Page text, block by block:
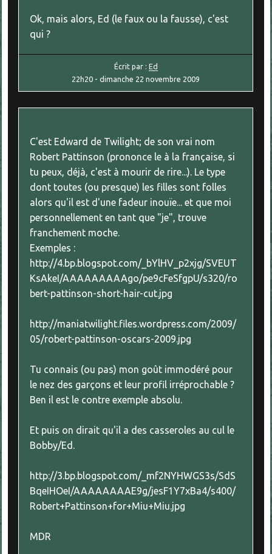
Ok, mais alors, Ed (le faux ou la fausse), c'est
qui ?
Écrit par : Ed
22h20 -dimanche 22 novembre 2009
C'est Edward de Twilight; de son vrai nom
Robert Pattinson (prononce le à la française, si
tu peux, déjà, c'est à mourir de rire...). Le type
dont toutes (ou presque) les filles sont folles
alors qu'il est d'une fadeur inouïe... et que moi
personnellement en tant que "je", trouve
franchement moche.
Exemples :
http://4.bp.blogspot.com/_bYlHV_p2xjg/SVEUT
KsAkeI/AAAAAAAAAgo/pe9cFeSfgpU/s320/ro
bert-pattinson-short-hair-cut.jpg
http://maniatwilight.files.wordpress.com/2009/
05/robert-pattinson-oscars-2009.jpg
Tu connais (ou pas) mon goût immodéré pour
le nez des garçons et leur profil irréprochable ?
Ben il est le contre exemple absolu.
Et puis on dirait qu'il a des casseroles au cul le
Bobby/Ed.
http://3.bp.blogspot.com/_mf2NYHWGS3s/SdS
BqeIHOeI/AAAAAAAAE9g/jesF1Y7xBa4/s400/
Robert+Pattinson+for+Miu+Miu.jpg
MDR